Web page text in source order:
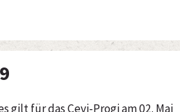
gilt für das Cevi-Progi am 02. Mai